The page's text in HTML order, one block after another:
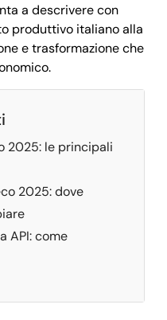
a descrivere con
produttivo italiano alla
e trasformazione che
2025: le principali
2025: dove
API: come